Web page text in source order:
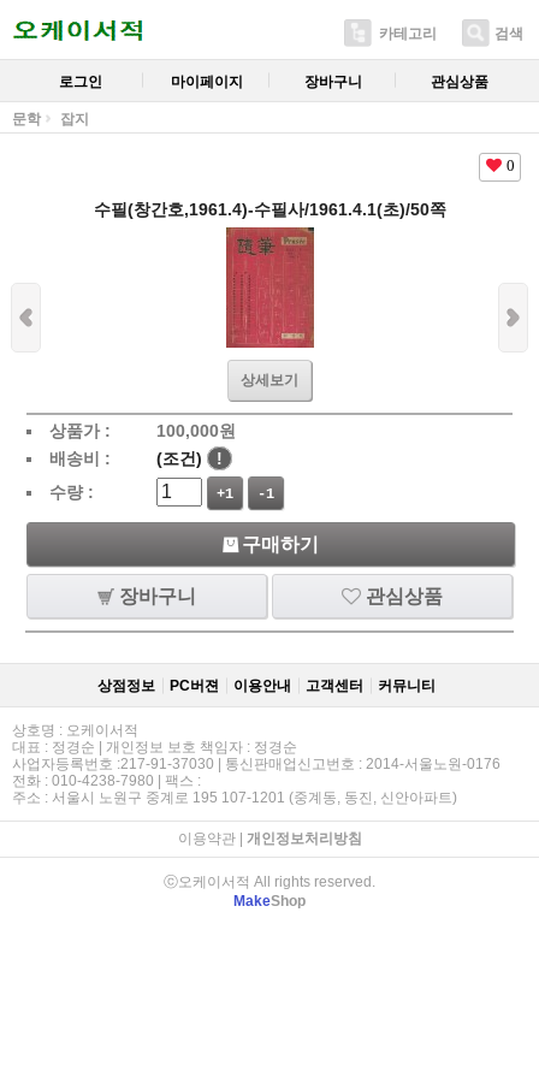
카테고리 검색
로그인 마이페이지 장바구니 관심상품
문학 잡지
0
수필(창간호,1961.4)-수필사/1961.4.1(초)/50쪽
상세보기
상품가 : 100,000원
배송비 :
(조건)
!
수량 :
+1 -1
구매하기
장바구니 관심상품
상점정보 PC버젼 이용안내 고객센터 커뮤니티
상호명 : 오케이서적
대표 : 정경순 | 개인정보 보호 책임자 : 정경순
사업자등록번호 :217-91-37030 | 통신판매업신고번호 : 2014-서울노원-0176
전화 : 010-4238-7980 | 팩스 :
주소 : 서울시 노원구 중계로 195 107-1201 (중계동, 동진, 신안아파트)
이용약관| 개인정보처리방침
ⓒ오케이서적 All rights reserved.
MakeShop